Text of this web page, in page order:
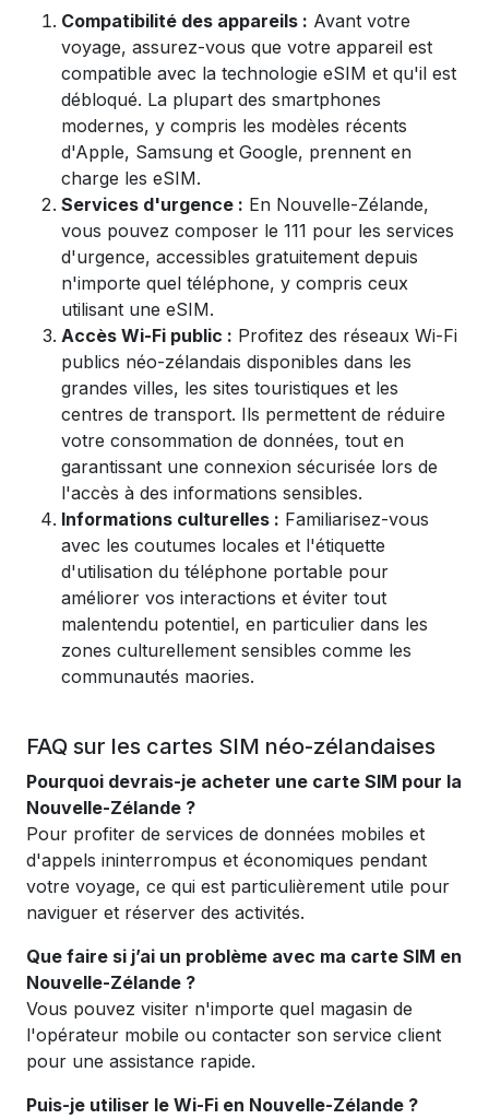
Compatibilité des appareils : Avant votre
voyage, assurez-vous que votre appareil est
compatible avec la technologie eSIM et qu'il est
débloqué. La plupart des smartphones
modernes, y compris les modèles récents
d'Apple, Samsung et Google, prennent en
charge les eSIM.
Services d'urgence : En Nouvelle-Zélande,
vous pouvez composer le 111 pour les services
d'urgence, accessibles gratuitement depuis
n'importe quel téléphone, y compris ceux
utilisant une eSIM.
Accès Wi-Fi public : Profitez des réseaux Wi-Fi
publics néo-zélandais disponibles dans les
grandes villes, les sites touristiques et les
centres de transport. Ils permettent de réduire
votre consommation de données, tout en
garantissant une connexion sécurisée lors de
l'accès à des informations sensibles.
Informations culturelles : Familiarisez-vous
avec les coutumes locales et l'étiquette
d'utilisation du téléphone portable pour
améliorer vos interactions et éviter tout
malentendu potentiel, en particulier dans les
zones culturellement sensibles comme les
communautés maories.
FAQ sur les cartes SIM néo-zélandaises
Pourquoi devrais-je acheter une carte SIM pour la
Nouvelle-Zélande ?
Pour profiter de services de données mobiles et
d'appels ininterrompus et économiques pendant
votre voyage, ce qui est particulièrement utile pour
naviguer et réserver des activités.
Que faire si j’ai un problème avec ma carte SIM en
Nouvelle-Zélande ?
Vous pouvez visiter n'importe quel magasin de
l'opérateur mobile ou contacter son service client
pour une assistance rapide.
Puis-je utiliser le Wi-Fi en Nouvelle-Zélande ?